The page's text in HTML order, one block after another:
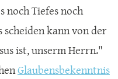
noch Tiefes noch
kann von der
ist, unserm Herrn."
Glaubensbekenntnis